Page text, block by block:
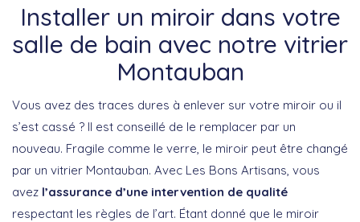
Installer un miroir dans votre
salle de bain avec notre vitrier
Montauban
Vous avez des traces dures à enlever sur votre miroir ou il
s’est cassé ? Il est conseillé de le remplacer par un
nouveau. Fragile comme le verre, le miroir peut être changé
par un vitrier Montauban. Avec Les Bons Artisans, vous
avez l’assurance d’une intervention de qualité
respectant les règles de l’art. Étant donné que le miroir